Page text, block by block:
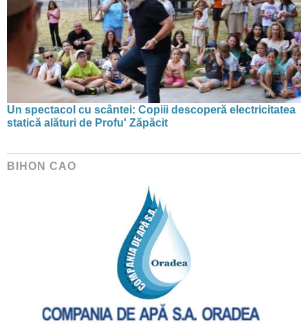
Un spectacol cu scântei: Copiii descoperă electricitatea
statică alături de Profu' Zăpăcit
BIHON CAO